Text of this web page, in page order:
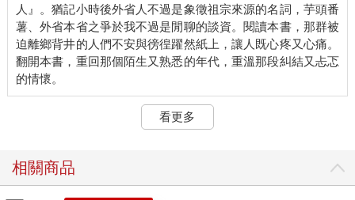
人』。猶記小時後外省人不過是象徵祖宗來源的名詞，芋頭番
薯、外省本省之爭於我不過是閒聊的談資。閱讀本書，那群被
迫離鄉背井的人們不安與徬徨躍然紙上，讓人既心疼又心痛。
翻開本書，重回那個陌生又熟悉的年代，重溫那段糾結又忐忑
看更多
相關商品